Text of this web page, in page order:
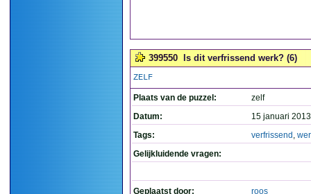
399550 Is dit verfrissend werk? (6)
ZELF
Plaats van de puzzel:
zelf
Datum:
15 januari
Tags:
verfrissend ,
Gelijkluidende vragen:
Geplaatst door: roos